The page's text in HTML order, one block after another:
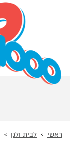
ראשי לבית ולגן